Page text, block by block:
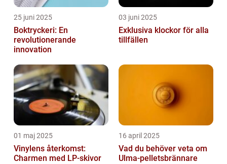
25 juni 2025
Boktryckeri: En
revolutionerande
innovation
03 juni 2025
Exklusiva klockor för alla
tillfällen
01 maj 2025
Vinylens återkomst:
Charmen med LP-skivor
16 april 2025
Vad du behöver veta om
Ulma-pelletsbrännare